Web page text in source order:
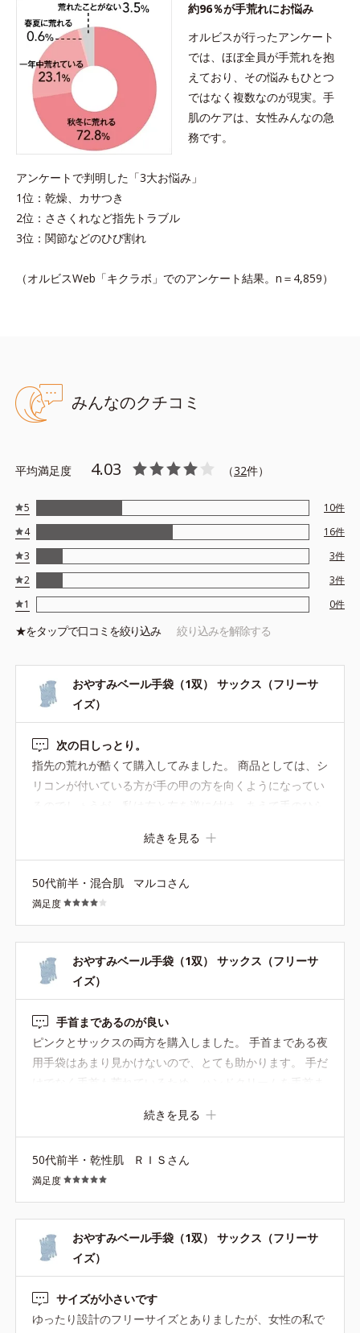
約96％が手荒れにお悩み
オルビスが行ったアンケート
では、ほぼ全員が手荒れを抱
えており、その悩みもひとつ
ではなく複数なのが現実。手
肌のケアは、女性みんなの急
務です。
アンケートで判明した「3大お悩み」
1位：乾燥、カサつき
2位：ささくれなど指先トラブル
3位：関節などのひび割れ
（オルビスWeb「キクラボ」でのアンケート結果。n＝4,859）
みんなのクチコミ
平均満足度 4.03 （32件）
5 10件
4
16件
3
3件
2
3件
1
0件
★をタップで口コミを絞り込み 絞り込みを解除する
おやすみベール手袋（1双） サックス（フリーサ
イズ）
次の日しっとり。
指先の荒れが酷くて購入してみました。 商品としては、シ
リコンが付いている方が手の甲の方を向くようになってい
るのでしょうが、私は右と左を逆に付け、あえて手のひら
色々な繊維で引っかかっていたのが良くなりました。 冬の
間は続けようと思います。
続きを見る
50代前半・混合肌 マルコさん
満足度
おやすみベール手袋（1双） サックス（フリーサ
イズ）
手首まであるのが良い
ピンクとサックスの両方を購入しました。 手首まである夜
用手袋はあまり見かけないので、とても助かります。 手だ
ました。 買ってよかったです。
続きを見る
50代前半・乾性肌 ＲＩＳさん
満足度
おやすみベール手袋（1双） サックス（フリーサ
イズ）
サイズが小さいです
ゆったり設計のフリーサイズとありましたが、女性の私で